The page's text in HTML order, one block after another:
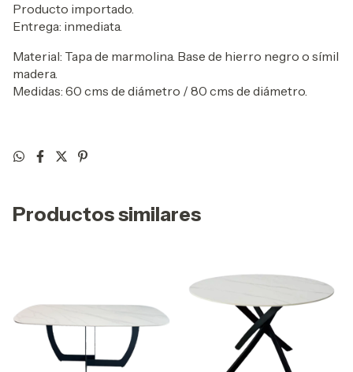
Producto importado.
Entrega: inmediata.
Material: Tapa de marmolina. Base de hierro negro o símil
madera.
Medidas: 60 cms de diámetro / 80 cms de diámetro.
Productos similares